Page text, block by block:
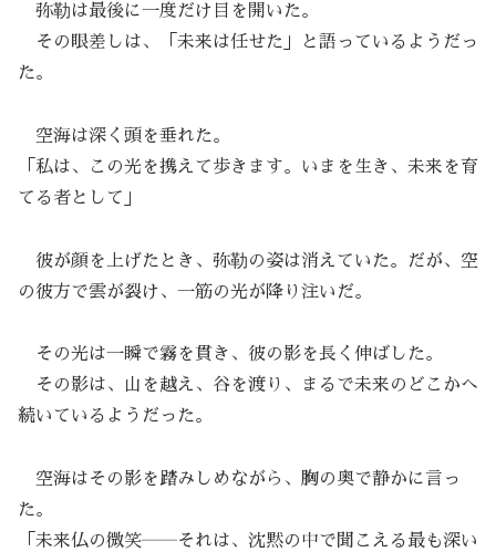
弥勒は最後に一度だけ目を開いた。
その眼差しは、「未来は任せた」と語っているようだっ
た。
空海は深く頭を垂れた。
「私は、この光を携えて歩きます。いまを生き、未来を育
てる者として」
彼が顔を上げたとき、弥勒の姿は消えていた。だが、空
の彼方で雲が裂け、一筋の光が降り注いだ。
その光は一瞬で霧を貫き、彼の影を長く伸ばした。
その影は、山を越え、谷を渡り、まるで未来のどこかへ
続いているようだった。
空海はその影を踏みしめながら、胸の奥で静かに言っ
た。
「未来仏の微笑――それは、沈黙の中で聞こえる最も深い